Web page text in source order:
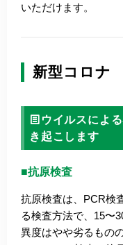
いただけます。
新型コロナ
ウイルスによ
き起こします
■抗原検査
抗原検査は、PCR検
る検査方法で、15〜
異度はやや劣るもの